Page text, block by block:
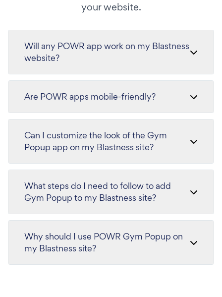
your website.
Will any POWR app work on my Blastness
website?
Are POWR apps mobile-friendly?
Can I customize the look of the Gym
Popup app on my Blastness site?
What steps do I need to follow to add
Gym Popup to my Blastness site?
Why should I use POWR Gym Popup on
my Blastness site?